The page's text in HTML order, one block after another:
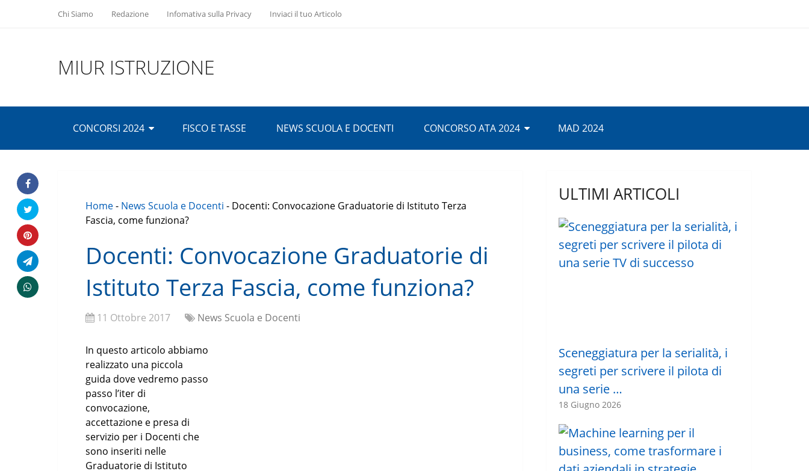
Chi Siamo Redazione Infomativa sulla Privacy Inviaci il tuo Articolo
MIUR ISTRUZIONE
CONCORSI 2024 FISCO E TASSE NEWS SCUOLA E DOCENTI CONCORSO ATA 2024 MAD 2024
Home- News Scuola e Docenti - Docenti: Convocazione Graduatorie di Istituto Terza
Fascia, come funziona?
Docenti: Convocazione Graduatorie di
Istituto Terza Fascia, come funziona?
11 Ottobre 2017 News Scuola e Docenti
In questo articolo abbiamo
realizzato una piccola
guida dove vedremo passo
passo l’iter di
convocazione,
accettazione e presa di
servizio per i Docenti che
sono inseriti nelle
Graduatorie di Istituto
ULTIMI ARTICOLI
Sceneggiatura per la serialità, i
segreti per scrivere il pilota di
una serie …
18 Giugno 2026